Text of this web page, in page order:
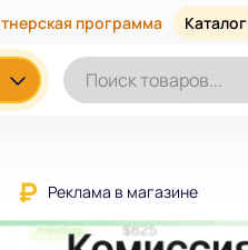
программа
Реклама в магазине